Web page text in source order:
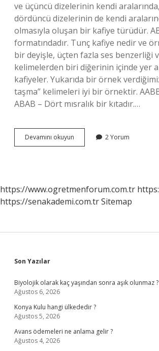
ve üçüncü dizelerinin kendi
dördüncü dizelerinin de kendi
olmasıyla oluşan bir kafiye türüdür.
formatındadır. Tunç kafiye nedir ve
bir deyişle, üçten fazla ses benzerliği
kelimelerden biri diğerinin içinde yer
kafiyeler. Yukarıda bir örnek
taşma” kelimeleri iyi bir örnektir.
ABAB – Dört mısralık bir kıtadır.…
Devamını okuyun
Hangi
2 Yorum
https://www.ogretmenforum.com.tr
https://senakademi.com.trSitemap
Sidebar
Son Yazılar
Biyolojik olarak kaç yaşından sonra aşık olunmaz ?
Ağustos 6, 2026
Konya Kulu hangi ülkededir ?
Ağustos 5, 2026
Avans ödemeleri ne anlama gelir ?
Ağustos 4, 2026